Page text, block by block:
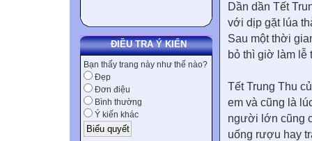
ĐIỀU TRA Ý KIẾN
Bạn thấy trang này như thế nào?
Đẹp
Đơn điệu
Bình thường
Ý kiến khác
Dần dần Tết
với dịp gặt lúa
Sau một thời
bỏ thì giờ làm lễ
Tết Trung Thu
em và cũng là
người lớn cũng
uống rượu hay